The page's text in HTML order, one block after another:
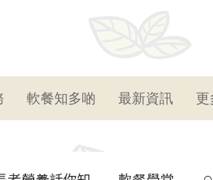
軟餐知多啲 最新資訊 更